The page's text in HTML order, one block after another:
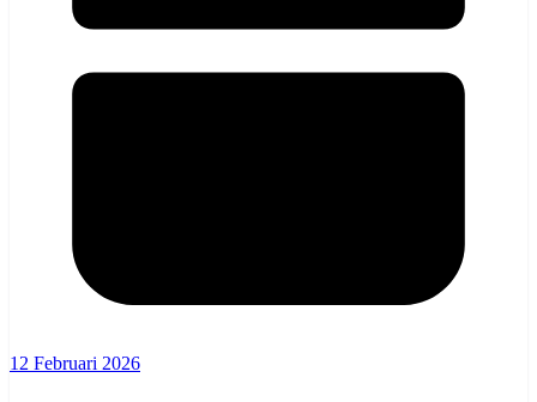
12 Februari 2026